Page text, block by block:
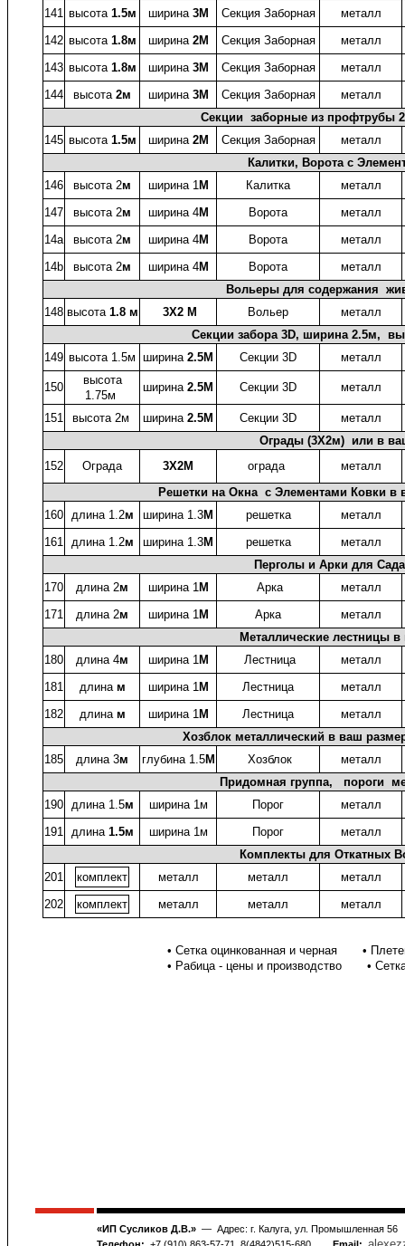
141 высота 1.5м ширина 3М Секция Заборная
металл
142 высота 1.8м ширина 2М Секция Заборная
металл
143 высота 1.8м ширина 3М Секция Заборная
металл
144
высота 2м ширина 3М Секция Заборная
металл
Секции заборные из профтрубы
145 высота 1.5м ширина 2М Секция Заборная
металл
Калитки, Ворота с
146
высота 2м ширина 1М Калитка
металл
147
высота 2м ширина 4М Ворота
металл
14a
высота 2м ширина 4М Ворота
металл
14b
высота 2м ширина 4М Ворота
металл
Вольеры для содержания
148 высота 1.8 м 3X2 М Вольер
металл
Секции забора 3D, ширина 2.5м,
149 высота 1.5м ширина2.5М Секции 3D металл
150
высота
1.75м
ширина2.5М Секции 3D металл
151 высота 2м ширина2.5М Секции 3D
металл
Ограды (3X2м) или в
152
Ограда 3X2М ограда
металл
Решетки на Окна с Элементами Ковки в
160 длина 1.2м ширина 1.3М решетка
металл
161 длина 1.2м ширина 1.3М решетка
металл
Перголы и Арки для
170
длина 2м ширина 1М Арка
металл
171
длина 2м ширина 1М Арка
металл
Металлические лестницы
180
длина 4м ширина 1М Лестница
металл
181
длина м ширина 1М Лестница
металл
182
длина м ширина 1М Лестница
металл
Хозблок металлический в ваш
185
длина 3м глубина 1.5М Хозблок
металл
Придомная группа, пороги
190 длина 1.5м ширина 1м Порог
металл
191 длина 1.5м ширина 1м Порог
металл
Комплекты для Откатных
201
комплект металл металл
металл
202
комплект металл металл металл
• Сетка оцинкованная и черная •
• Рабица - цены и производство •
«ИП Сусликов Д.В.» — Адрес: г. Калуга, ул. Промышленная 56